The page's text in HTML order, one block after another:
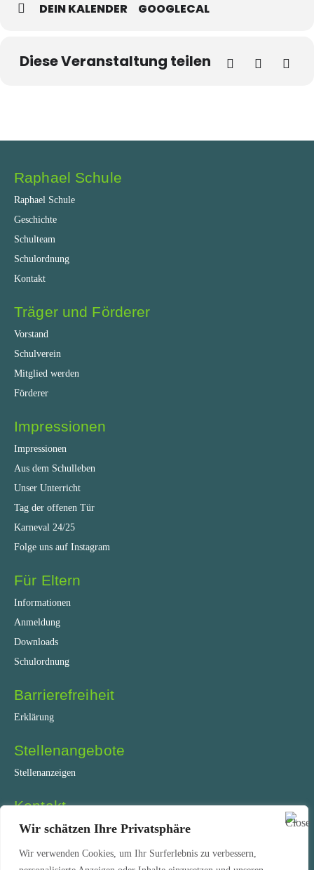
Wir schätzen Ihre Privatsphäre
Wir verwenden Cookies, um Ihr Surferlebnis zu verbessern,
DEIN KALENDER GOOGLECAL
Diese Veranstaltung teilen
Raphael Schule
Raphael Schule
Geschichte
Schulteam
Schulordnung
Kontakt
Träger und Förderer
Vorstand
Schulverein
Mitglied werden
Förderer
Impressionen
Impressionen
Aus dem Schulleben
Unser Unterricht
Tag der offenen Tür
Karneval 24/25
Folge uns auf Instagram
Für Eltern
Informationen
Anmeldung
Downloads
Schulordnung
Barrierefreiheit
Erklärung
Stellenangebote
Stellenanzeigen
Kontakt
Coesfelder Straße 75
Tel.: +49 209 51 30 260